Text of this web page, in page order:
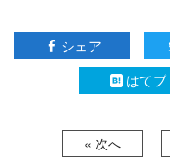
シェア
はてブ
« 次へ